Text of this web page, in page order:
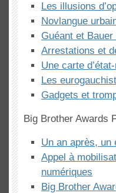
Les illusions
Novlangue
Guéant et
Arrestations et
Une carte
Les
Gadgets et
Big Brother Awards
Un an après, un
Appel à
numériques
Big Brother